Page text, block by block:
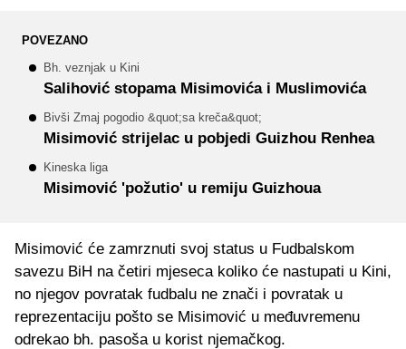
POVEZANO
Bh. veznjak u Kini
Salihović stopama Misimovića i Muslimovića
Bivši Zmaj pogodio &quot;sa kreča&quot;
Misimović strijelac u pobjedi Guizhou Renhea
Kineska liga
Misimović 'požutio' u remiju Guizhoua
Misimović će zamrznuti svoj status u Fudbalskom
savezu BiH na četiri mjeseca koliko će nastupati u Kini,
no njegov povratak fudbalu ne znači i povratak u
reprezentaciju pošto se Misimović u međuvremenu
odrekao bh. pasoša u korist njemačkog.